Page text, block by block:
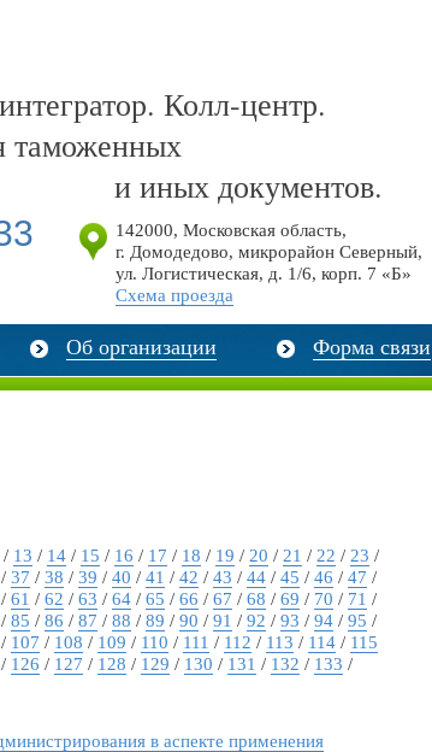
Колл-центр.
таможенных
и иных документов.
142000, Московская область,
г. Домодедово, микрорайон Северный,
ул. Логистическая, д. 1/6, корп. 7 «Б»
Схема проезда
Об организации Форма связи
/ 13 / 14 / 15 / 16 / 17 / 18 / 19 / 20 / 21 / 22 / 23 /
/ 37 / 38 / 39 / 40 / 41 / 42 / 43 / 44 / 45 / 46 / 47 /
/ 61 / 62 / 63 / 64 / 65 / 66 / 67 / 68 / 69 / 70 / 71 /
/ 85 / 86 / 87 / 88 / 89 / 90 / 91 / 92 / 93 / 94 / 95 /
/ 107 / 108 / 109 / 110 / 111 / 112 / 113 / 114 / 115
/ 126 / 127 / 128 / 129 / 130 / 131 / 132 / 133 /
в аспекте применения